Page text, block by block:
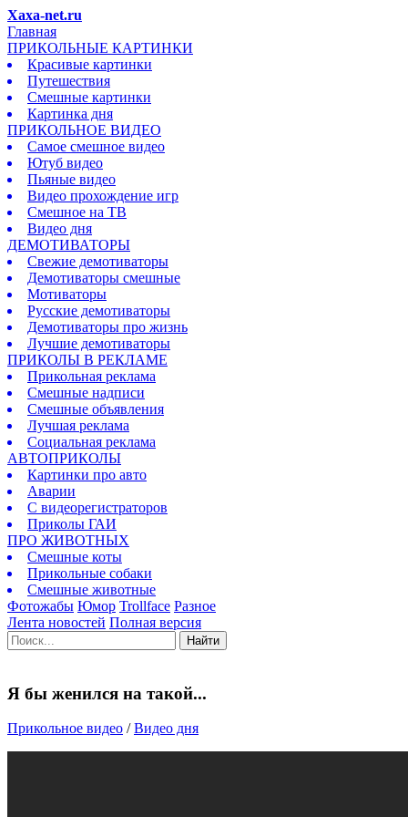
Xaxa-net.ru
Главная
ПРИКОЛЬНЫЕ КАРТИНКИ
Красивые картинки
Путешествия
Смешные картинки
Картинка дня
ПРИКОЛЬНОЕ ВИДЕО
Самое смешное видео
Ютуб видео
Пьяные видео
Видео прохождение игр
Смешное на ТВ
Видео дня
ДЕМОТИВАТОРЫ
Свежие демотиваторы
Демотиваторы смешные
Мотиваторы
Русские демотиваторы
Демотиваторы про жизнь
Лучшие демотиваторы
ПРИКОЛЫ В РЕКЛАМЕ
Прикольная реклама
Смешные надписи
Смешные объявления
Лучшая реклама
Социальная реклама
АВТОПРИКОЛЫ
Картинки про авто
Аварии
С видеорегистраторов
Приколы ГАИ
ПРО ЖИВОТНЫХ
Смешные коты
Прикольные собаки
Смешные животные
Фотожабы Юмор Trollface Разное
Лента новостей Полная версия
Найти
Я бы женился на такой...
Прикольное видео /Видео дня